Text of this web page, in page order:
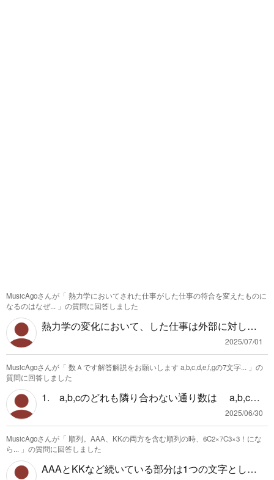
MusicAgoさんが「 熱力学においてされた仕事がした仕事の符合を変えたものに
なるのはなぜ... 」の質問に回答しました
熱力学の変化において、した仕事は外部に対して
した分熱量を放出した量で、された仕事は外部の
物質から熱量を受け取った分と考えられます。 つ
まりどちらも同じ外部とのやり取りについて考え
ていて、した仕事の方には外部に対して行うの
で、エネルギー（熱量）が減少する、された仕事
の方には外部から受け取るのでエネルギー（熱
量）が増加する、という意味合いが付属します。
なので外部にエネルギーを与えていればした仕
事、外部から受け取っていればされた仕事と考え
て このされた仕事を統合して考えたい場合は、マ
2025/07/01
MusicAgoさんが「 数Ａです解答解説をお願いします a,b,c,d,e,f,gの7文字... 」の
質問に回答しました
1. a,b,cのどれも隣り合わない通り数は a,b,c以
外のd,e,f,gの4つをまずは並べると4!になります。
その並べた4つの隙間と両端の5つの箇所にそれ
ぞれa,b,cを入れていくとa,b,cが隣り合わないよう
に並べられます。たとえば、◯e◯g◯d◯f◯
のように◯の位置にa,b,cを入れていけばいいで
2025/06/30
MusicAgoさんが「 順列。AAA、KKの両方を含む順列の時、6C2×7C3×3！にな
ら... 」の質問に回答しました
AAAとKKなど続いている部分は1つの文字として